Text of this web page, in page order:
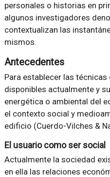
personales o historias en
algunos investigadores
contextualizan las
mismos.
Antecedentes
Para establecer las
disponibles actualmente y
energética o ambiental del
el contexto social y
edificio (Cuerdo-Vilches &
El usuario como ser social
Actualmente la sociedad
en ella las relaciones